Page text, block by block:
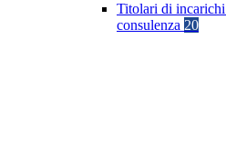
Titolari di
consulenza 20